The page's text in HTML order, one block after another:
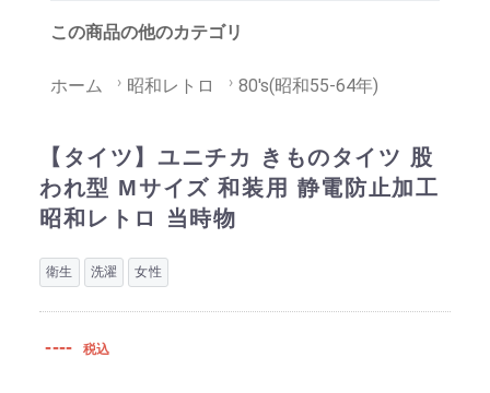
この商品の他のカテゴリ
ホーム 昭和レトロ 80's(昭和55-64年)
【タイツ】ユニチカ きものタイツ 股
われ型 Mサイズ 和装用 静電防止加工
昭和レトロ 当時物
衛生 洗濯 女性
---- 税込